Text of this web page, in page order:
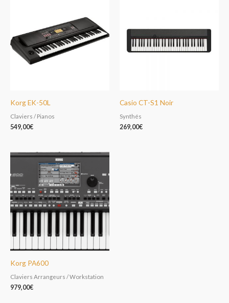
Korg EK-50L
Claviers / Pianos
549,00€
Casio CT-S1 Noir
Synthés
269,00€
Korg PA600
Claviers Arrangeurs / Workstation
979,00€